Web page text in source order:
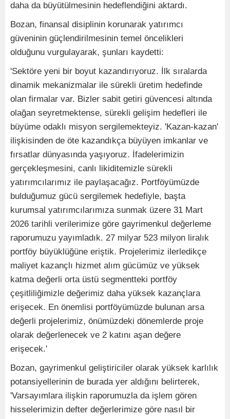
daha da büyütülmesinin hedeflendiğini aktardı.
Bozan, finansal disiplinin korunarak yatırımcı
güveninin güçlendirilmesinin temel öncelikleri
olduğunu vurgulayarak, şunları kaydetti:
'Sektöre yeni bir boyut kazandırıyoruz. İlk sıralarda
dinamik mekanizmalar ile sürekli üretim hedefinde
olan firmalar var. Bizler sabit getiri güvencesi altında
olağan seyretmektense, sürekli gelişim hedefleri ile
büyüme odaklı misyon sergilemekteyiz. 'Kazan-kazan'
ilişkisinden de öte kazandıkça büyüyen imkanlar ve
fırsatlar dünyasında yaşıyoruz. İfadelerimizin
gerçekleşmesini, canlı likiditemizle sürekli
yatırımcılarımız ile paylaşacağız. Portföyümüzde
bulduğumuz gücü sergilemek hedefiyle, başta
kurumsal yatırımcılarımıza sunmak üzere 31 Mart
2026 tarihli verilerimize göre gayrimenkul değerleme
raporumuzu yayımladık. 27 milyar 523 milyon liralık
portföy büyüklüğüne eriştik. Projelerimiz ilerledikçe
maliyet kazançlı hizmet alım gücümüz ve yüksek
katma değerli orta üstü segmentteki portföy
çeşitliliğimizle değerimiz daha yüksek kazançlara
erişecek. En önemlisi portföyümüzde bulunan arsa
değerli projelerimiz, önümüzdeki dönemlerde proje
olarak değerlenecek ve 2 katını aşan değere
erişecek.'
Bozan, gayrimenkul geliştiriciler olarak yüksek karlılık
potansiyellerinin de burada yer aldığını belirterek,
'Varsayımlara ilişkin raporumuzla da işlem gören
hisselerimizin defter değerlerimize göre nasıl bir